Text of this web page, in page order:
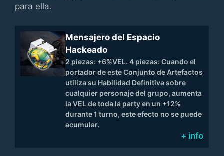
para ella.
Mensajero del Espacio
Hackeado
2 piezas: +6%VEL. 4 piezas: Cuando el
portador de este Conjunto de Artefactos
utiliza su Habilidad Definitiva sobre
cualquier personaje del grupo, aumenta
la VEL de toda la party en un +12%
durante 1 turno, este efecto no se puede
acumular.
+ info